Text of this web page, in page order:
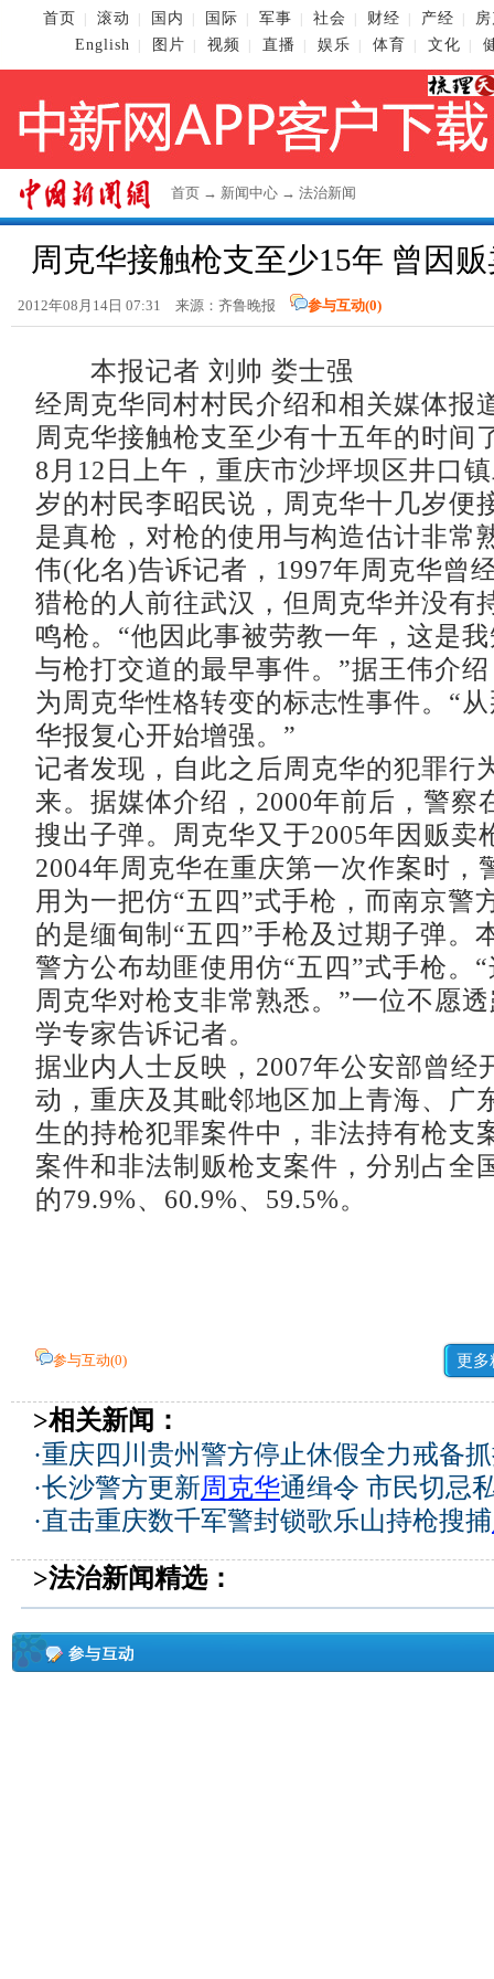
首页 滚动 国内 国际 军事 社会 财经 产经
English
图片 视频 直播 娱乐 体育 文化
首页 → 新闻中心 → 法治新闻
周克华接触枪支至少15年 曾因
2012年08月14日 07:31 来源：齐鲁晚报 参与互动(0)
本报记者 刘帅 娄士强
经周克华同村村民介绍和相关媒体报
周克华接触枪支至少有十五年的时间
8月12日上午，重庆市沙坪坝区井口
岁的村民李昭民说，周克华十几岁便
是真枪，对枪的使用与构造估计非常
伟(化名)告诉记者，1997年周克华曾
猎枪的人前往武汉，但周克华并没有
鸣枪。“他因此事被劳教一年，这是
与枪打交道的最早事件。”据王伟介
为周克华性格转变的标志性事件。“
华报复心开始增强。”
记者发现，自此之后周克华的犯罪行
来。据媒体介绍，2000年前后，警察
搜出子弹。周克华又于2005年因贩卖
2004年周克华在重庆第一次作案时，
用为一把仿“五四”式手枪，而南京警
的是缅甸制“五四”手枪及过期子弹。
警方公布劫匪使用仿“五四”式手枪。
周克华对枪支非常熟悉。”一位不愿
学专家告诉记者。
据业内人士反映，2007年公安部曾经
动，重庆及其毗邻地区加上青海、广
生的持枪犯罪案件中，非法持有枪支
案件和非法制贩枪支案件，分别占全
的79.9%、60.9%、59.5%。
参与互动(0) 更多
>相关新闻：
·重庆四川贵州警方停止休假全力戒备
·长沙警方更新周克华通缉令 市民切忌
·直击重庆数千军警封锁歌乐山持枪搜捕
>法治新闻精选：